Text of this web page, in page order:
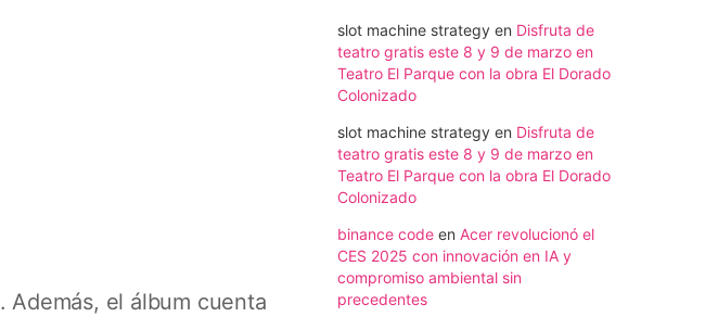
. Además, el álbum cuenta
slot machine strategy en Disfruta de
teatro gratis este 8 y 9 de marzo en
Teatro El Parque con la obra El Dorado
Colonizado
slot machine strategy en Disfruta de
teatro gratis este 8 y 9 de marzo en
Teatro El Parque con la obra El Dorado
Colonizado
binance code en Acer revolucionó el
CES 2025 con innovación en IA y
compromiso ambiental sin
precedentes